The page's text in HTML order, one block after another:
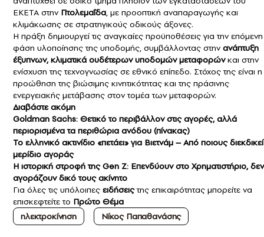
ΕΚΕΤΑ στην Πτολεμαΐδα, με προοπτική αναπαραγωγής και
κλιμάκωσης σε στρατηγικούς οδικούς άξονες.
Η πράξη δημιουργεί τις αναγκαίες προϋποθέσεις για την επόμενη
φάση υλοποίησης της υποδομής, συμβάλλοντας στηνανάπτυξη
έξυπνων, κλιματικά ουδέτερων υποδομών μεταφορώνκαι στην
ενίσχυση της τεχνογνωσίας σε εθνικό επίπεδο. Στόχος της είναι η
προώθηση της βιώσιμης κινητικότητας και της πράσινης
ενεργειακής μετάβασης στον τομέα των μεταφορών.
Διαβάστε ακόμη
Goldman Sachs: Θετικό το περιβάλλον στις αγορές, αλλά
περιορισμένα τα περιθώρια ανόδου (πίνακας)
To ελληνικό ακτινίδιο «πετάει» για Βιετνάμ – Aπό ποιους διεκδικεί
μερίδιο αγοράς
Η ιστορική στροφή της Gen Z: Επενδύουν στo Χρηματιστήριo, δεν
αγοράζουν δικό τους ακίνητο
Για όλες τις υπόλοιπες ειδήσειςτης επικαιρότητας μπορείτε να
επισκεφτείτε το Πρώτο Θέμα
ηλεκτροκίνηση
Νίκος Παπαθανάσης